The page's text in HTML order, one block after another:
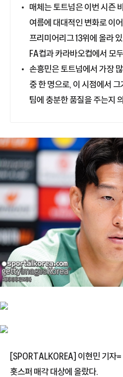
매체는 토트넘은 이번 시즌
여름에 대대적인 변화로 이
프리미어리그 13위에 올라
FA컵과 카라바오컵에서 모
손흥민은 토트넘에서 가장
중 한 명으로, 이 시점에서
팀에 충분한 품질을 주는지
[SPORTALKOREA] 이현민 기자
홋스퍼 매각 대상에 올랐다.